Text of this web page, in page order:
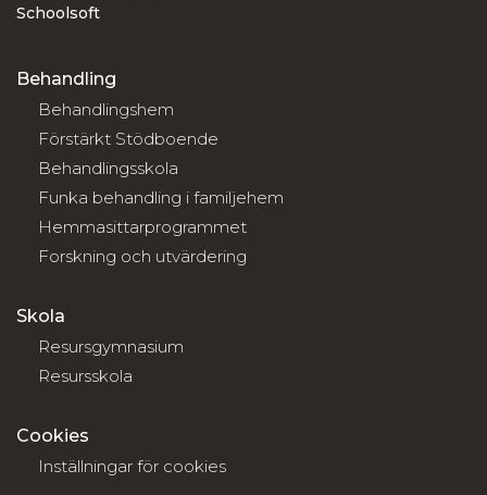
Schoolsoft
Behandling
Behandlingshem
Förstärkt Stödboende
Behandlingsskola
Funka behandling i familjehem
Hemmasittarprogrammet
Forskning och utvärdering
Skola
Resursgymnasium
Resursskola
Cookies
Inställningar för cookies